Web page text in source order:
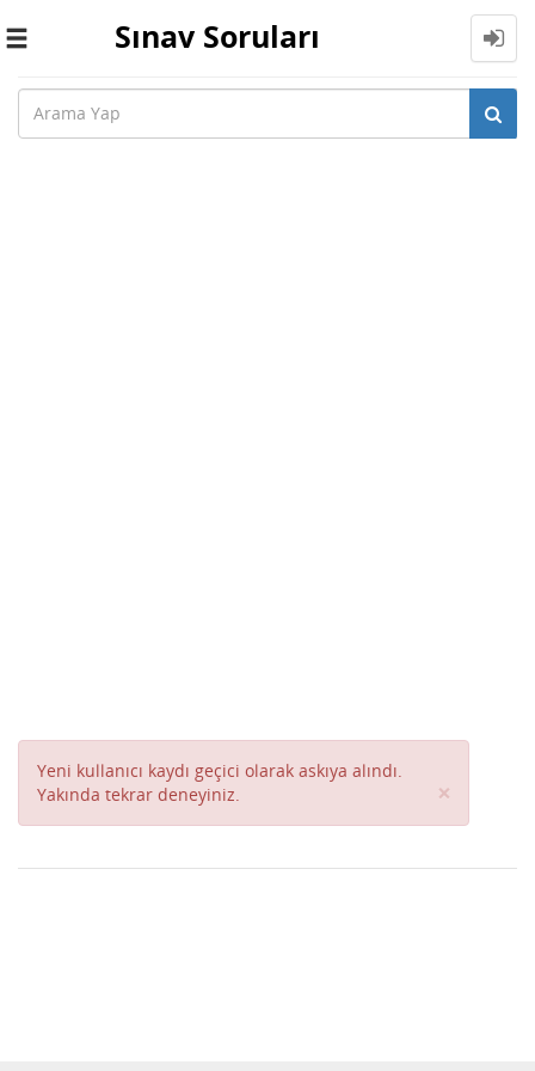
Toggle
Sınav Soruları
Yeni kullanıcı kaydı geçici olarak askıya alındı.
Yakında tekrar deneyiniz.
×